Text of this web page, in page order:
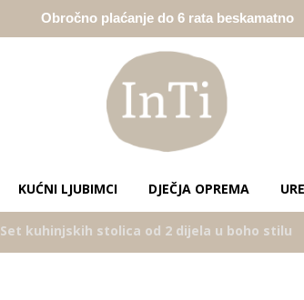
Obročno plaćanje do 6 rata beskamatno
KUĆNI LJUBIMCI DJEČJA OPREMA
Set kuhinjskih stolica od 2 dijela u boho stilu